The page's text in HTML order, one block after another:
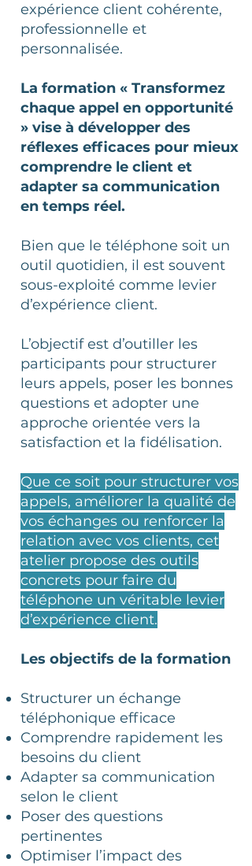
expérience client cohérente,
professionnelle et
personnalisée.
La formation « Transformez
chaque appel en opportunité
» vise à développer des
réflexes efficaces pour mieux
comprendre le client et
adapter sa communication
en temps réel.
Bien que le téléphone soit un
outil quotidien, il est souvent
sous-exploité comme levier
d’expérience client.
L’objectif est d’outiller les
participants pour structurer
leurs appels, poser les bonnes
questions et adopter une
approche orientée vers la
satisfaction et la fidélisation.
Que ce soit pour structurer vos
appels, améliorer la qualité de
vos échanges ou renforcer la
relation avec vos clients, cet
atelier propose des outils
concrets pour faire du
téléphone un véritable levier
d’expérience client.
Les objectifs de la formation
Structurer un échange
téléphonique efficace
Comprendre rapidement les
besoins du client
Adapter sa communication
selon le client
Poser des questions
pertinentes
Optimiser l’impact des